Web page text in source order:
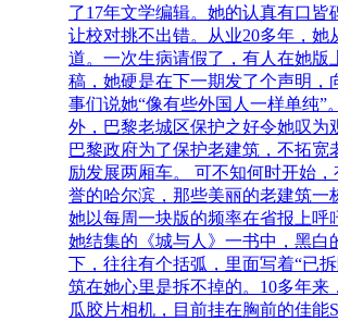
了17年文学编辑。她的认真有口皆
让校对挑不出错。从业20多年，她
道。一次生病请假了，有人在她版
稿，她硬是在下一期发了个声明，
事们说她“像有些外国人一样单纯”
外，巴黎老城区保护之好令她叹为
巴黎政府为了保护老建筑，不拓宽
励发展两厢车。 可不知何时开始，
誉的哈尔滨，那些美丽的老建筑一
她以每周一块版的频率在省报上呼
她结集的《城与人》一书中，黑白
下，往往有个括弧，里面写着“已
筑在她心里是拆不掉的。10多年来
瓜胶片相机，目前挂在胸前的佳能